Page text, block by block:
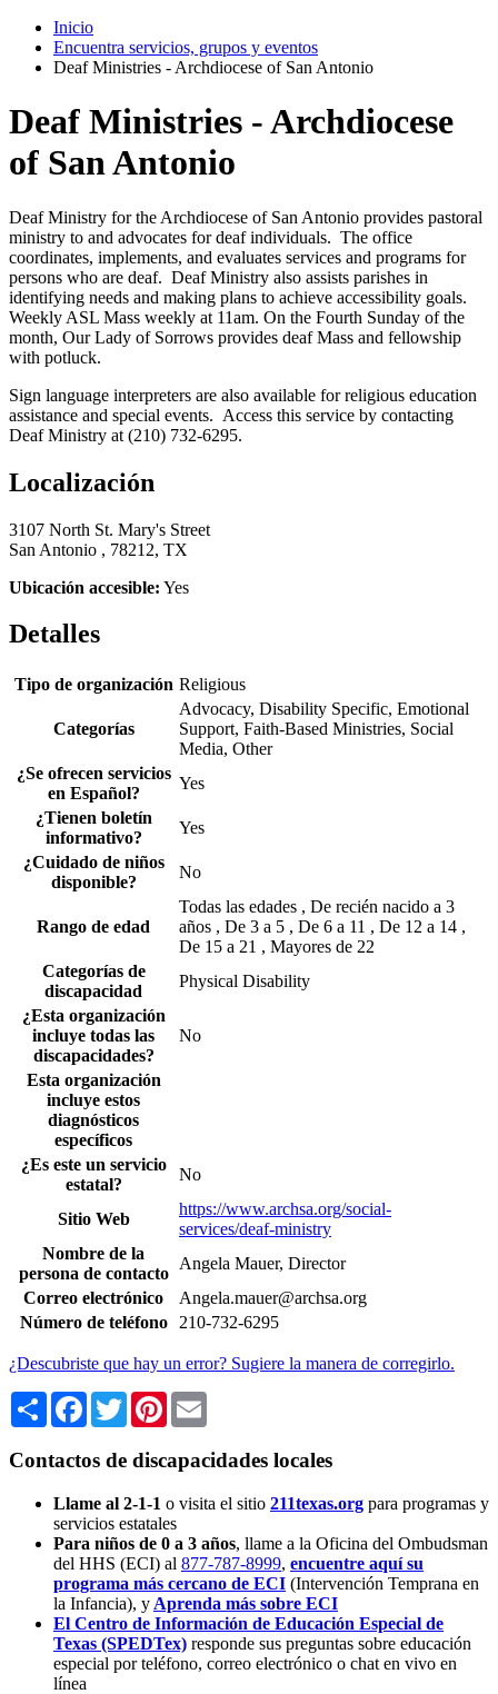
Inicio
Encuentra servicios, grupos y eventos
Deaf Ministries - Archdiocese of San Antonio
Deaf Ministries - Archdiocese
of San Antonio
Deaf Ministry for the Archdiocese of San Antonio provides pastoral
ministry to and advocates for deaf individuals. The office
coordinates, implements, and evaluates services and programs for
persons who are deaf. Deaf Ministry also assists parishes in
identifying needs and making plans to achieve accessibility goals.
Weekly ASL Mass weekly at 11am. On the Fourth Sunday of the
month, Our Lady of Sorrows provides deaf Mass and fellowship
with potluck.
Sign language interpreters are also available for religious education
assistance and special events. Access this service by contacting
Deaf Ministry at (210) 732-6295.
Localización
3107 North St. Mary's Street
San Antonio , 78212, TX
Ubicación accesible: Yes
Detalles
Tipo de organización Religious
Categorías
Advocacy, Disability Specific, Emotional
Support, Faith-Based Ministries, Social
Media, Other
¿Se ofrecen servicios
en Español?
Yes
¿Tienen boletín
informativo?
Yes
¿Cuidado de niños
disponible?
No
Rango de edad
Todas las edades , De recién nacido a 3
años , De 3 a 5 , De 6 a 11 , De 12 a 14 ,
De 15 a 21 , Mayores de 22
Categorías de
discapacidad
Physical Disability
¿Esta organización
incluye todas las
discapacidades?
No
Esta organización
incluye estos
diagnósticos
específicos
¿Es este un servicio
estatal?
No
Sitio Web
https://www.archsa.org/social-
services/deaf-ministry
Nombre de la
persona de contacto
Angela Mauer, Director
Correo electrónico
Angela.mauer@archsa.org
Número de teléfono
210-732-6295
¿Descubriste que hay un error? Sugiere la manera de corregirlo.
Share Facebook
TwitterPinterest
Contactos de discapacidades locales
Llame al 2-1-1 o visita el sitio 211texas.org para programas y
servicios estatales
Para niños de 0 a 3 años, llame a la Oficina del Ombudsman
del HHS (ECI) al 877-787-8999, encuentre aquí su
programa más cercano de ECI (Intervención Temprana en
la Infancia), y Aprenda más sobre ECI
El Centro de Información de Educación Especial de
Texas (SPEDTex) responde sus preguntas sobre educación
especial por teléfono, correo electrónico o chat en vivo en
línea